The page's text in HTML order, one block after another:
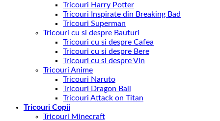
Tricouri Harry Potter
Tricouri Inspirate din Breaking Bad
Tricouri Superman
Tricouri cu si despre Bauturi
Tricouri cu si despre Cafea
Tricouri cu si despre Bere
Tricouri cu si despre Vin
Tricouri Anime
Tricouri Naruto
Tricouri Dragon Ball
Tricouri Attack on Titan
Tricouri Copii
Tricouri Minecraft